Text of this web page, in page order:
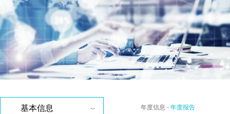
基本信息
年度信息 -年度报告